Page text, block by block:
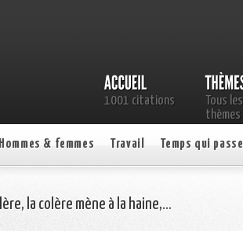
1001 citations
Tous les
thèmes
Hommes & femmes Travail Temps qui passe
la colère mène à la haine,…